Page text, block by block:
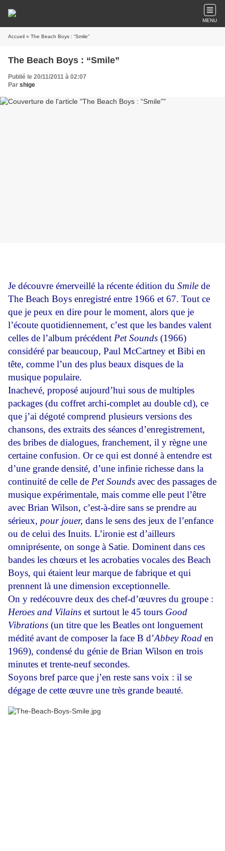
MENU
Accueil » The Beach Boys : “Smile”
The Beach Boys : “Smile”
Publié le 20/11/2011 à 02:07
Par shige
Je découvre émerveillé la récente édition du Smile de
The Beach Boys enregistré entre 1966 et 67. Tout ce
que je peux en dire pour le moment, alors que je
l’écoute quotidiennement, c’est que les bandes valent
celles de l’album précédent Pet Sounds (1966)
considéré par beaucoup, Paul McCartney et Bibi en
tête, comme l’un des plus beaux disques de la
musique populaire.
Inachevé, proposé aujourd’hui sous de multiples
packages (du coffret archi-complet au double cd), ce
que j’ai dégoté comprend plusieurs versions des
chansons, des extraits des séances d’enregistrement,
des bribes de dialogues, franchement, il y règne une
certaine confusion. Or ce qui est donné à entendre est
d’une grande densité, d’une infinie richesse dans la
continuité de celle de Pet Sounds avec des passages de
musique expérimentale, mais comme elle peut l’être
avec Brian Wilson, c’est-à-dire sans se prendre au
sérieux, pour jouer, dans le sens des jeux de l’enfance
ou de celui des Inuits. L’ironie est d’ailleurs
omniprésente, on songe à Satie. Dominent dans ces
bandes les chœurs et les acrobaties vocales des Beach
Boys, qui étaient leur marque de fabrique et qui
prennent là une dimension exceptionnelle.
On y redécouvre deux des chef-d’œuvres du groupe :
Heroes and Vilains et surtout le 45 tours Good
Vibrations (un titre que les Beatles ont longuement
médité avant de composer la face B d’Abbey Road en
1969), condensé du génie de Brian Wilson en trois
minutes et trente-neuf secondes.
Soyons bref parce que j’en reste sans voix : il se
dégage de cette œuvre une très grande beauté.